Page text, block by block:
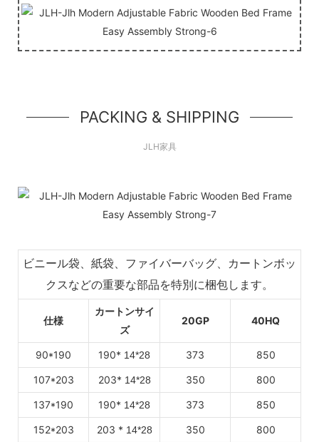
PACKING & SHIPPING
JLH家具
ビニール袋、紙袋、ファイバーバッグ、カートンボッ
クスなどの重要な部品を特別に梱包します。
仕様
カートンサイ
ズ
20GP 40HQ
90*190 190* 14*28 373 850
107*203 203* 14*28 350 800
137*190 190* 14*28 373 850
152*203 203 * 14*28 350 800